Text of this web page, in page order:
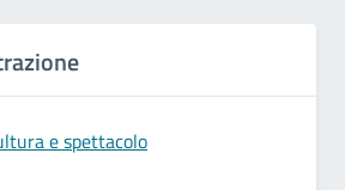
e spettacolo